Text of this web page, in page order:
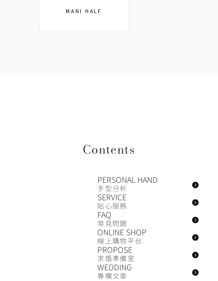
MANI HALF
Contents
PERSONAL HAND
手型分析
SERVICE
貼心服務
FAQ
常見問題
ONLINE SHOP
線上購物平台
PROPOSE
求婚準備室
WEDDING
專欄文章